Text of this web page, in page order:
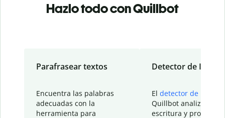
Hazlo todo con Quillbot
Parafrasear textos
Encuentra las palabras
adecuadas con la
herramienta para
Detector de IA
El detector de IA
Quillbot analiza tu
escritura y